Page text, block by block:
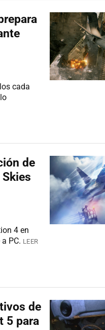
cada
de
4 en
PC. LEER
de
5 para